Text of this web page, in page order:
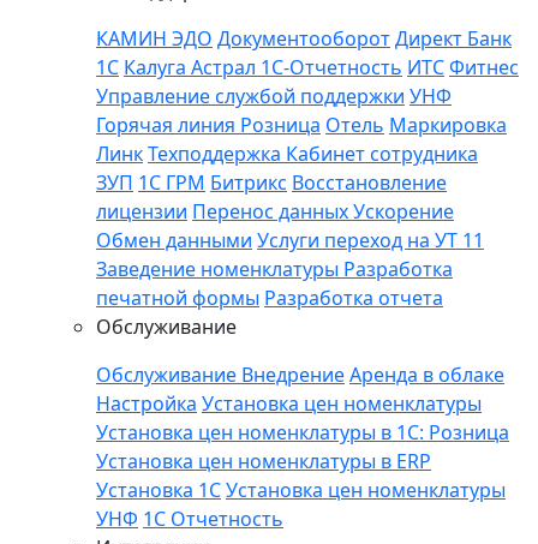
КАМИН ЭДО ДокументооборотДирект Банк
1С Калуга Астрал 1С-Отчетность ИТСФитнес
Управление службой поддержки УНФ
Горячая линия Розница Отель Маркировка
ЛинкТехподдержка Кабинет сотрудника
ЗУП 1C ГРМ Битрикс Восстановление
лицензии Перенос данныхУскорение
Обмен данными Услуги переход на УТ 11
Заведение номенклатуры Разработка
печатной формы Разработка отчета
Обслуживание
Обслуживание ВнедрениеАренда в облаке
Настройка Установка цен номенклатуры
Установка цен номенклатуры в 1С: Розница
Установка цен номенклатуры в ERP
Установка 1СУстановка цен номенклатуры
УНФ 1С Отчетность